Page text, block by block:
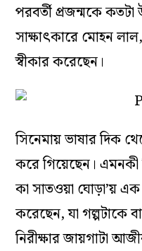
পরবর্তী প্রজন্মকে কতটা
সাক্ষাৎকারে মোহন
স্বীকার করেছেন।
সিনেমায় ভাষার দিক
করে গিয়েছেন। এমনকী
কা সাতওয়া ঘোড়া’য় এক
করেছেন, যা গল্পটাকে
নিরীক্ষার জায়গাটা